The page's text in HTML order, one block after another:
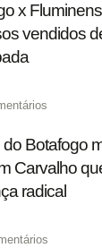
x
vendidos
Botafogo
Carvalho
radical